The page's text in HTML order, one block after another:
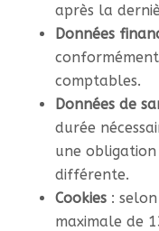
après la
Données
comptables.
Données de
durée
une
différente.
Cookies: selon
maximale de